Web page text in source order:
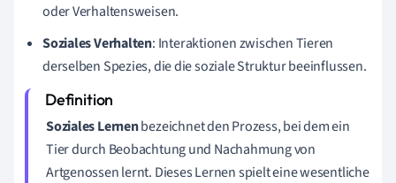
oder Verhaltensweisen.
Soziales Verhalten: Interaktionen zwischen Tieren
derselben Spezies, die die soziale Struktur beeinflussen.
Soziales Lernenbezeichnet den Prozess, bei dem ein
Tier durch Beobachtung und Nachahmung von
Artgenossen lernt. Dieses Lernen spielt eine wesentliche